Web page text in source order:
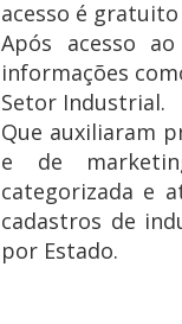
acesso é
Após acesso
informações
Setor Industrial.
Que auxiliaram
e de
categorizada e
cadastros de
por Estado.